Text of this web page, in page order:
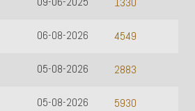
4549
06-08-2026
2883
05-08-2026
5930
05-08-2026